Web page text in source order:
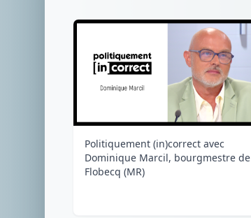
Politiquement (in)correct avec
Dominique Marcil, bourgmestre de
Flobecq (MR)